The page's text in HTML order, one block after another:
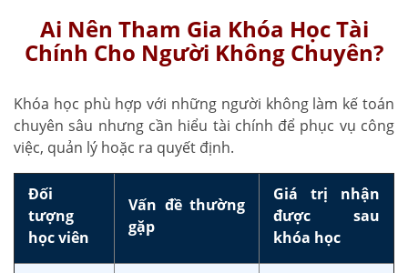
Ai Nên Tham Gia Khóa Học Tài
Chính Cho Người Không Chuyên?
Khóa học phù hợp với những người không làm kế toán
chuyên sâu nhưng cần hiểu tài chính để phục vụ công
việc, quản lý hoặc ra quyết định.
Đối
tượng
học viên
Vấn đề thường
gặp
Giá trị nhận
được sau
khóa học